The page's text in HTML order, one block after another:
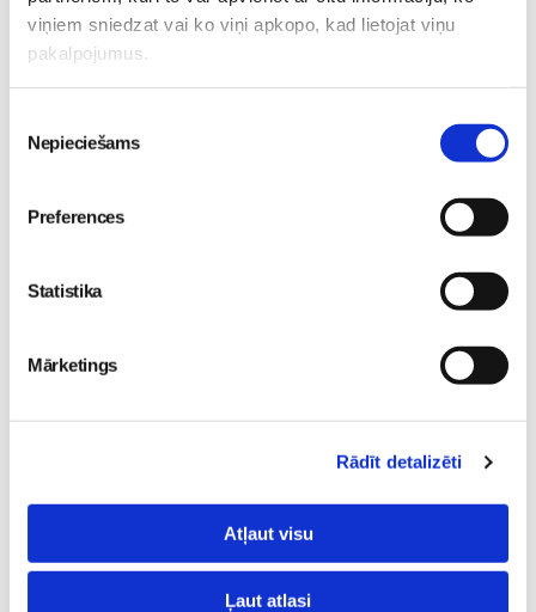
viņiem sniedzat vai ko viņi apkopo, kad lietojat viņu
pakalpojumus.
izvēle
Nepieciešams
Preferences
Statistika
Mārketings
Rādīt detalizēti
Atļaut visu
Ļaut atlasi
Lasi vēl
06. Aug 20:04
gatavs mācībām
No 16. oktobra atvērsies
filmas “Kristofers un divu